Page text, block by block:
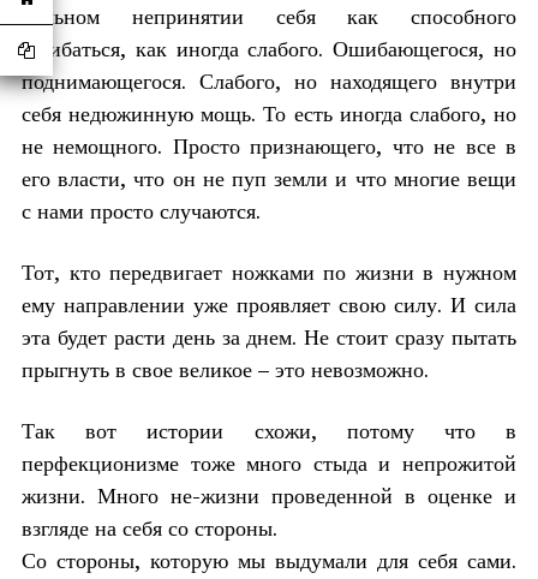
сильном непринятии себя как способного
ошибаться, как иногда слабого. Ошибающегося, но
поднимающегося. Слабого, но находящего внутри
себя недюжинную мощь. То есть иногда слабого, но
не немощного. Просто признающего, что не все в
его власти, что он не пуп земли и что многие вещи
с нами просто случаются.
Тот, кто передвигает ножками по жизни в нужном
ему направлении уже проявляет свою силу. И сила
эта будет расти день за днем. Не стоит сразу пытать
прыгнуть в свое великое – это невозможно.
Так вот истории схожи, потому что в
перфекционизме тоже много стыда и непрожитой
жизни. Много не-жизни проведенной в оценке и
взгляде на себя со стороны.
Со стороны, которую мы выдумали для себя сами.